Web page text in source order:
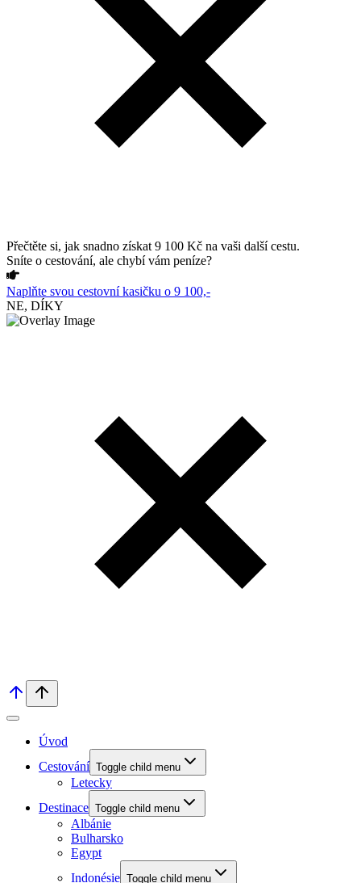
Přečtěte si, jak snadno získat 9 100 Kč na vaši další cestu.
Sníte o cestování, ale chybí vám peníze?
Naplňte svou cestovní kasičku o 9 100,-
NE, DÍKY
Úvod
Cestování Toggle child menu
Letecky
Destinace Toggle child menu
Albánie
Bulharsko
Egypt
Indonésie Toggle child menu